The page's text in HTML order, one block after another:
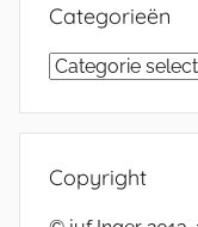
Categorieën
Categorieën
Copyright